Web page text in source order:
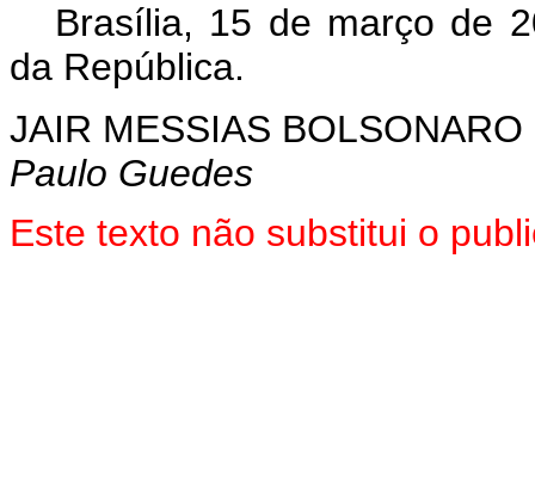
Brasília, 15 de março de
da República.
JAIR MESSIAS BOLSONARO
Paulo Guedes
Este texto não substitui o